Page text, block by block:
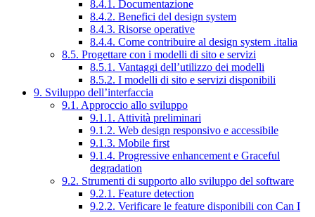
8.4.1. Documentazione
8.4.2. Benefici del design system
8.4.3. Risorse operative
8.4.4. Come contribuire al design system .italia
8.5. Progettare con i modelli di sito e servizi
8.5.1. Vantaggi dell’utilizzo dei modelli
8.5.2. I modelli di sito e servizi disponibili
9. Sviluppo dell’interfaccia
9.1. Approccio allo sviluppo
9.1.1. Attività preliminari
9.1.2. Web design responsivo e accessibile
9.1.3. Mobile first
9.1.4. Progressive enhancement e Graceful
degradation
9.2. Strumenti di supporto allo sviluppo del software
9.2.1. Feature detection
9.2.2. Verificare le feature disponibili con Can I